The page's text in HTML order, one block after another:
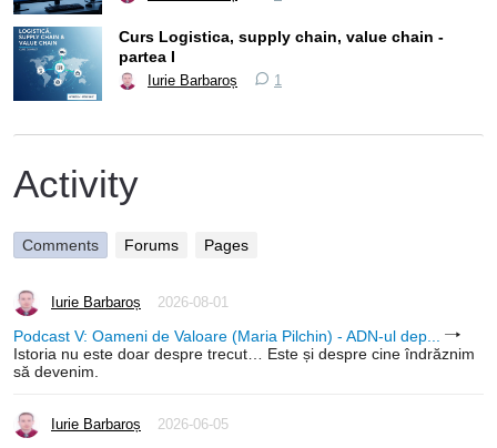
Curs Logistica, supply chain, value chain -
partea I
Iurie Barbaroș 1
Activity
Comments Forums Pages
Iurie Barbaroș 2026-08-01
Podcast V: Oameni de Valoare (Maria Pilchin) - ADN-ul dep...
Istoria nu este doar despre trecut… Este și despre cine îndrăznim
să devenim.
Iurie Barbaroș 2026-06-05